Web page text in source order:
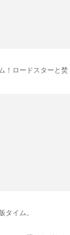
！ロードスターと焚
タイム。